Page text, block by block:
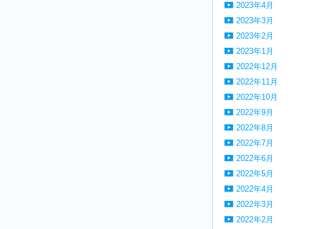
2023年4月
2023年3月
2023年2月
2023年1月
2022年12月
2022年11月
2022年10月
2022年9月
2022年8月
2022年7月
2022年6月
2022年5月
2022年4月
2022年3月
2022年2月